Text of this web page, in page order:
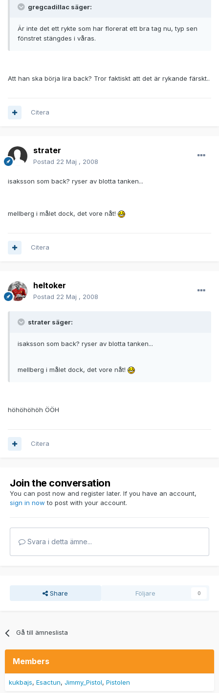
gregcadillac säger:
Är inte det ett rykte som har florerat ett bra tag nu, typ sen
fönstret stängdes i våras.
Att han ska börja lira back? Tror faktiskt att det är rykande färskt..
Citera
strater
Postad 22 Maj , 2008
isaksson som back? ryser av blotta tanken...
mellberg i målet dock, det vore nåt!
Citera
heltoker
Postad 22 Maj , 2008
strater säger:
isaksson som back? ryser av blotta tanken...
mellberg i målet dock, det vore nåt!
höhöhöhöh ÖÖH
Citera
Join the conversation
You can post now and register later. If you have an account,
sign in now to post with your account.
Svara i detta ämne...
Share Följare 0
Gå till ämneslista
Members
kukbajs Esactun Jimmy_Pistol Pistolen